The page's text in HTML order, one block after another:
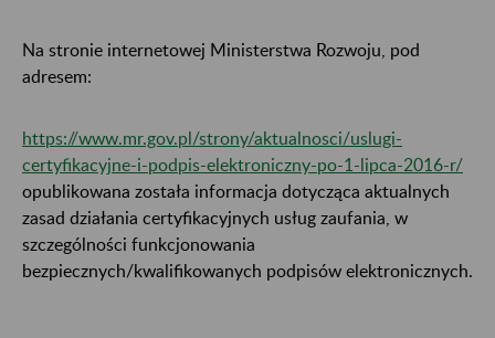
Na stronie internetowej Ministerstwa Rozwoju, pod
adresem:
https://www.mr.gov.pl/strony/aktualnosci/uslugi-
certyfikacyjne-i-podpis-elektroniczny-po-1-lipca-2016-r/
opublikowana została informacja dotycząca aktualnych
zasad działania certyfikacyjnych usług zaufania, w
szczególności funkcjonowania
bezpiecznych/kwalifikowanych podpisów elektronicznych.